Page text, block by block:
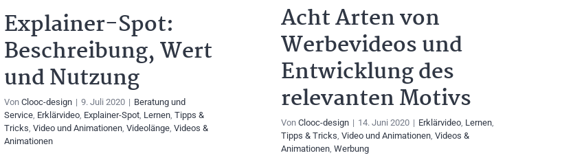
Explainer-Spot:
Beschreibung, Wert
und Nutzung
Von Clooc-design | 9. Juli 2020 | Beratung und
Service Erklärvideo Explainer-Spot Lernen Tipps &
Tricks Video und Animationen Videolänge Videos &
Animationen
Acht Arten von
Werbevideos und
Entwicklung des
relevanten Motivs
Von Clooc-design | 14. Juni 2020 | Erklärvideo Lernen
Tipps & Tricks Video und Animationen Videos &
Animationen Werbung